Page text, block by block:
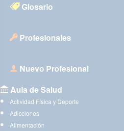
Glosario
Profesionales
Nuevo Profesional
Aula de Salud
Actividad Física y Deporte
Adicciones
Alimentación